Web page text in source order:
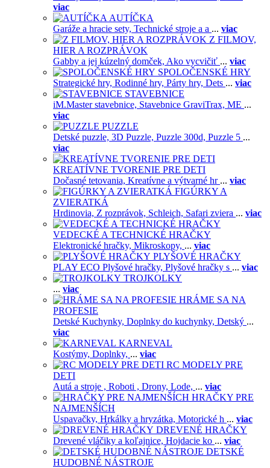
viac
AUTÍČKA
Garáže a hracie sety, Technické stroje a a ... viac
Z FILMOV,
HIER A ROZPRÁVOK
Gabby a jej kúzelný domček, Ako vycvičiť ... viac
SPOLOČENSKÉ HRY
Strategické hry, Rodinné hry, Párty hry, Dets ... viac
STAVEBNICE
iM.Master stavebnice, Stavebnice GraviTrax, ME ...
viac
PUZZLE
Detské puzzle, 3D Puzzle, Puzzle 300d, Puzzle 5 ...
viac
KREATÍVNE TVORENIE PRE DETI
Dočasné tetovania, Kreatívne a výtvarné hr ... viac
FIGÚRKY A
ZVIERATKÁ
Hrdinovia, Z rozprávok, Schleich, Safari zviera ... viac
VEDECKÉ A TECHNICKÉ HRAČKY
Elektronické hračky, Mikroskopy, ... viac
PLYŠOVÉ HRAČKY
PLAY ECO Plyšové hračky, Plyšové hračky s ... viac
TROJKOLKY
... viac
HRÁME SA NA
PROFESIE
Detské Kuchynky, Doplnky do kuchynky, Detský ...
viac
KARNEVAL
Kostýmy, Doplnky, ... viac
RC MODELY PRE
DETI
Autá a stroje , Roboti , Drony, Lode, ... viac
HRAČKY PRE
NAJMENŠÍCH
Uspavačky, Hrkálky a hryzátka, Motorické h ... viac
DREVENÉ HRAČKY
Drevené vláčiky a koľajnice, Hojdacie ko ... viac
DETSKÉ
HUDOBNÉ NÁSTROJE